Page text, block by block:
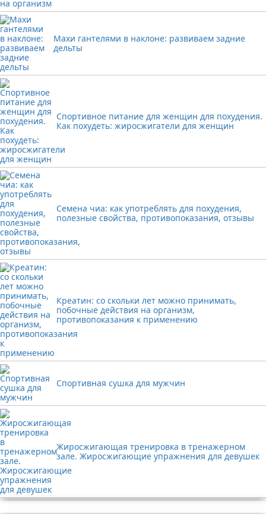
Махи гантелями в наклоне: развиваем задние
дельты
Спортивное питание для женщин для похудения.
Как похудеть: жиросжигатели для женщин
Семена чиа: как употреблять для похудения,
полезные свойства, противопоказания, отзывы
Креатин: со скольки лет можно принимать,
побочные действия на организм,
противопоказания к применению
Спортивная сушка для мужчин
Жиросжигающая тренировка в тренажерном
зале. Жиросжигающие упражнения для девушек